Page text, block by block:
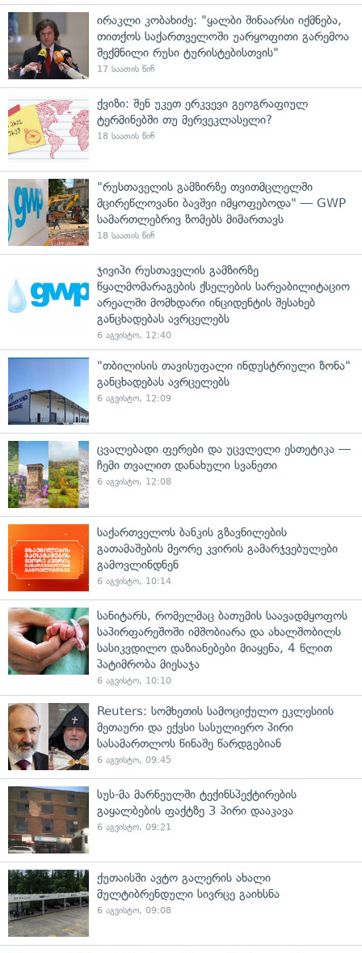
ირაკლი კობახიძე: "ყალბი შინაარსი იქმნება,
თითქოს საქართველოში უარყოფითი გარემოა
შექმნილი რუსი ტურისტებისთვის"
17 საათის წინ
ქვიზი: შენ უკეთ ერკვევი გეოგრაფიულ
ტერმინებში თუ მერვეკლასელი?
18 საათის წინ
"რუსთაველის გამზირზე თვითმცლელში
მცირეწლოვანი ბავშვი იმყოფებოდა" — GWP
სამართლებრივ ზომებს მიმართავს
18 საათის წინ
ჯივიპი რუსთაველის გამზირზე
წყალმომარაგების ქსელების სარეაბილიტაციო
არეალში მომხდარი ინციდენტის შესახებ
განცხადებას ავრცელებს
6 აგვისტო, 12:40
"თბილისის თავისუფალი ინდუსტრიული ზონა"
განცხადებას ავრცელებს
6 აგვისტო, 12:09
ცვალებადი ფერები და უცვლელი ესთეტიკა —
ჩემი თვალით დანახული სვანეთი
6 აგვისტო, 12:08
საქართველოს ბანკის გზავნილების
გათამაშების მეორე კვირის გამარჯვებულები
გამოვლინდნენ
6 აგვისტო, 10:14
სანიტარს, რომელმაც ბათუმის საავადმყოფოს
საპირფარეშოში იმშობიარა და ახალშობილს
სასიკვდილო დაზიანებები მიაყენა, 4 წლით
პატიმრობა მიესაჯა
6 აგვისტო, 10:10
Reuters: სომხეთის სამოციქულო ეკლესიის
მეთაური და ექვსი სასულიერო პირი
სასამართლოს წინაშე წარდგებიან
6 აგვისტო, 09:45
სუს-მა მარნეულში ტექინსპექტირების
გაყალბების ფაქტზე 3 პირი დააკავა
6 აგვისტო, 09:21
ქუთაისში ავტო გალერის ახალი
მულტიბრენდული სივრცე გაიხსნა
6 აგვისტო, 09:08